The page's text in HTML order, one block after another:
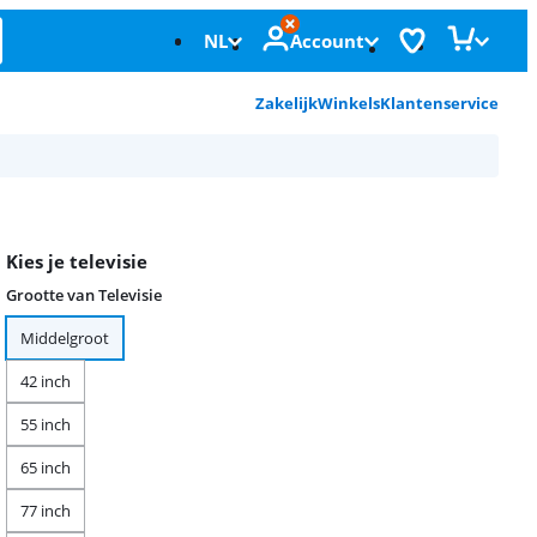
NL Account
ZakelijkWinkelsKlantenservice
Kies je televisie
Grootte van Televisie
Middelgroot
42 inch
55 inch
65 inch
77 inch